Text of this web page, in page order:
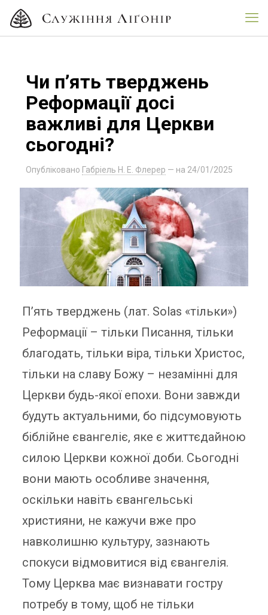
Чи п’ять тверджень
Реформації досі
важливі для Церкви
сьогодні?
Опубліковано Габріель Н. Е. Флерер — на 24/01/2025
П’ять тверджень (лат. Solas «тільки»)
Реформації – тільки Писання, тільки
благодать, тільки віра, тільки Христос,
тільки на славу Божу – незамінні для
Церкви будь-якої епохи. Вони завжди
будуть актуальними, бо підсумовують
біблійне євангеліє, яке є життєдайною
силою Церкви кожної доби. Сьогодні
вони мають особливе значення,
оскільки навіть євангельські
християни, не кажучи вже про
навколишню культуру, зазнають
спокуси відмовитися від євангелія.
Тому Церква має визнавати гостру
потребу в тому, щоб не тільки